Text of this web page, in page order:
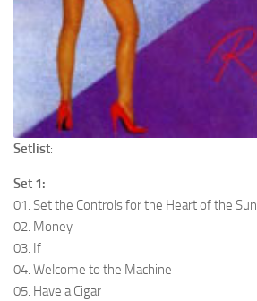
Setlist:
Set 1:
01. Set the Controls for the Heart of the Sun
02. Money
03. If
04. Welcome to the Machine
05. Have a Cigar